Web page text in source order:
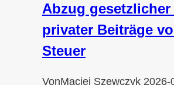
Abzug gesetzlicher
privater Beiträge
Steuer
VonMaciej Szewczyk 2026-